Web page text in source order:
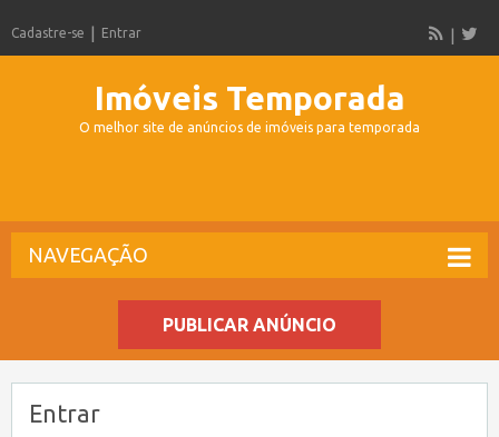
Cadastre-se Entrar
Imóveis Temporada
O melhor site de anúncios de imóveis para temporada
NAVEGAÇÃO
PUBLICAR ANÚNCIO
Entrar